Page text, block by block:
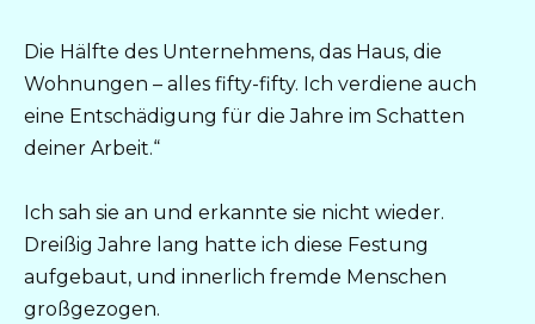
Die Hälfte des Unternehmens, das Haus, die
Wohnungen – alles fifty-fifty. Ich verdiene auch
eine Entschädigung für die Jahre im Schatten
deiner Arbeit.“
Ich sah sie an und erkannte sie nicht wieder.
Dreißig Jahre lang hatte ich diese Festung
aufgebaut, und innerlich fremde Menschen
großgezogen.